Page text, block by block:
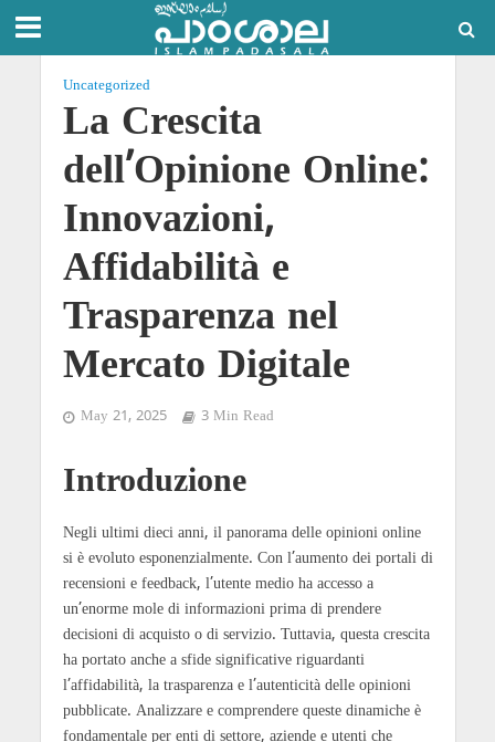
Uncategorized
La Crescita
dell’Opinione Online:
Innovazioni,
Affidabilità e
Trasparenza nel
Mercato Digitale
May 21, 2025 3 Min Read
Introduzione
Negli ultimi dieci anni, il panorama delle opinioni online
si è evoluto esponenzialmente. Con l’aumento dei portali di
recensioni e feedback, l’utente medio ha accesso a
un’enorme mole di informazioni prima di prendere
decisioni di acquisto o di servizio. Tuttavia, questa crescita
ha portato anche a sfide significative riguardanti
l’affidabilità, la trasparenza e l’autenticità delle opinioni
pubblicate. Analizzare e comprendere queste dinamiche è
fondamentale per enti di settore, aziende e utenti che